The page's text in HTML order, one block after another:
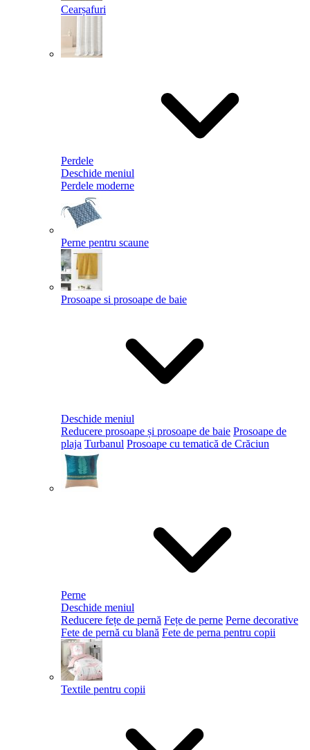
Cearșafuri
Perdele
Deschide meniul
Perdele moderne
Perne pentru scaune
Prosoape si prosoape de baie
Deschide meniul
Reducere prosoape și prosoape de baie Prosoape de
plaja Turbanul Prosoape cu tematică de Crăciun
Perne
Deschide meniul
Reducere fețe de pernă Fețe de perne Perne decorative
Fete de pernă cu blană Fete de perna pentru copii
Textile pentru copii